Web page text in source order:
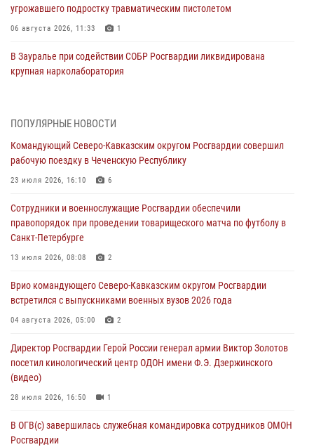
угрожавшего подростку травматическим пистолетом
06 августа 2026, 11:33 1
В Зауралье при содействии СОБР Росгвардии ликвидирована
крупная нарколаборатория
В Москве росгвардейцы задержали троих мужчин, устроивших
06 августа 2026, 11:20
Взрывотехники Росгвардии на Ставрополье обезвредили снаряд
06 августа 2026, 11:15
Подвиги героев‑росгвардейцев увековечили в новой музейной
экспозиции белгородского музея‑диорамы «Курская битва.
06 августа 2026, 10:30 3
Охрану общественного порядка и безопасность на футбольном
06 августа 2026, 10:13 1
ПОПУЛЯРНЫЕ НОВОСТИ
Командующий Северо-Кавказским округом Росгвардии совершил
рабочую поездку в Чеченскую Республику
23 июля 2026, 16:10 6
Сотрудники и военнослужащие Росгвардии обеспечили
правопорядок при проведении товарищеского матча по футболу в
Санкт-Петербурге
13 июля 2026, 08:08 2
Врио командующего Северо-Кавказским округом Росгвардии
встретился с выпускниками военных вузов 2026 года
04 августа 2026, 05:00 2
Директор Росгвардии Герой России генерал армии Виктор Золотов
посетил кинологический центр ОДОН имени Ф.Э. Дзержинского
(видео)
28 июля 2026, 16:50 1
В ОГВ(с) завершилась служебная командировка сотрудников ОМОН
Росгвардии